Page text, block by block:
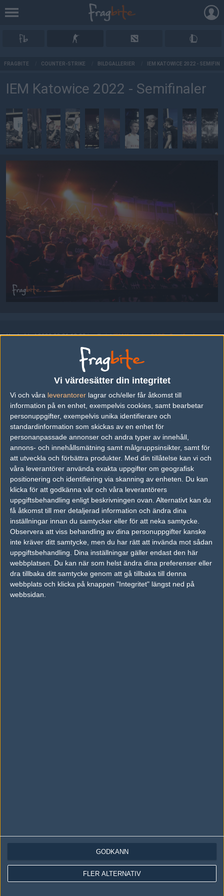
Vi värdesätter din integritet
Vi och våra leverantorer lagrar och/eller får åtkomst till
information på en enhet, exempelvis cookies, samt bearbetar
personuppgifter, exempelvis unika identifierare och
standardinformation som skickas av en enhet för
personanpassade annonser och andra typer av innehåll,
annons- och innehållsmätning samt målgruppsinsikter, samt för
att utveckla och förbättra produkter. Med din tillåtelse kan vi och
våra leverantörer använda exakta uppgifter om geografisk
positionering och identifiering via skanning av enheten. Du kan
klicka för att godkänna vår och våra leverantörers
uppgiftsbehandling enligt beskrivningen ovan. Alternativt kan du
få åtkomst till mer detaljerad information och ändra dina
inställningar innan du samtycker eller för att neka samtycke.
Observera att viss behandling av dina personuppgifter kanske
inte kräver ditt samtycke, men du har rätt att invända mot sådan
uppgiftsbehandling. Dina inställningar gäller endast den här
webbplatsen. Du kan när som helst ändra dina preferenser eller
dra tillbaka ditt samtycke genom att gå tillbaka till denna
webbplats och klicka på knappen "Integritet" längst ned på
webbsidan.
FLER ALTERNATIV
GODKÄNN
FRAGBITE COUNTER-STRIKE BILDGALLERIER IEM KATOWICE 2022 -
IEM Katowice 2022 - Semifinaler
Uppladdad 2022-03-01 13:02 i gallerietIEM Katowice 2022 - Semifinaler
DELA DETTA PÅ INTERNET
FOTOGRAF
Kim "bru1ser" Andersson
Hall of Fame,
TAGGAR
IEM KATOWICE 2022
AD
0 kommentarer —skriv kommentar
Ingen har skrivit någon kommentar ännu.
Skriv en kommentar Upp
Kontakta